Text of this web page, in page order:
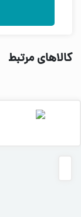
کالاهای مرتبط